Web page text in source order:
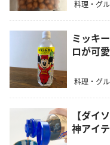
料理・グ
ミッキ
ロが可
料理・グ
【ダイ
神アイ